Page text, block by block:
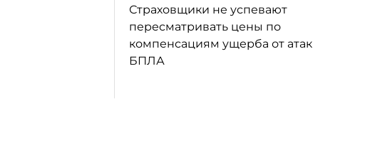
Страховщики не успевают
пересматривать цены по
компенсациям ущерба от атак
БПЛА